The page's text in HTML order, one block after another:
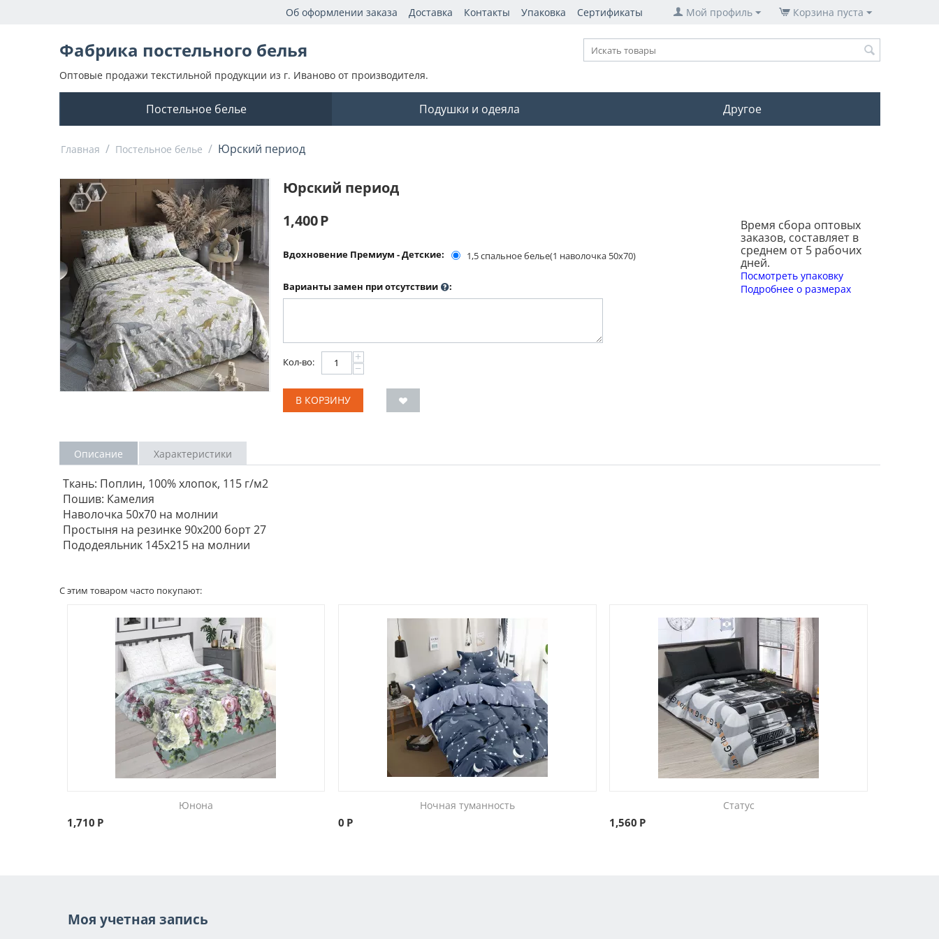
Корзина пуста
Мой профиль
Об оформлении заказа Доставка Контакты Упаковка Сертификаты
Фабрика постельного белья
Оптовые продажи текстильной продукции из г. Иваново от производителя.
Постельное белье Подушки и одеяла Другое
Главная / Постельное белье / Юрский период
Юрский период
Время сбора оптовых
заказов, составляет в
среднем от 5 рабочих
дней.
Посмотреть упаковку
Подробнее о размерах
1,400Р
Вдохновение Премиум - Детские: 1,5 спальное белье(1 наволочка 50х70)
Варианты замен при отсутствии :
Кол-во: +
−
В КОРЗИНУ
Описание Характеристики
Ткань: Поплин, 100% хлопок, 115 г/м2
Пошив: Камелия
Наволочка 50х70 на молнии
Простыня на резинке 90х200 борт 27
Пододеяльник 145х215 на молнии
С этим товаром часто покупают:
Юнона
1,710 Р
Ночная туманность
0 Р
Статус
1,560 Р
Моя учетная запись